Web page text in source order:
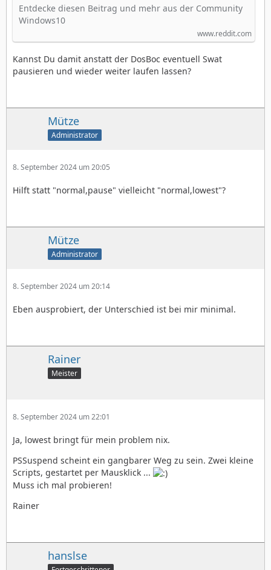
Entdecke diesen Beitrag und mehr aus der Community
Windows10
www.reddit.com
Kannst Du damit anstatt der DosBoc eventuell Swat
pausieren und wieder weiter laufen lassen?
Mütze
Administrator
8. September 2024 um 20:05
Hilft statt "normal,pause" vielleicht "normal,lowest"?
Mütze
Administrator
8. September 2024 um 20:14
Eben ausprobiert, der Unterschied ist bei mir minimal.
Rainer
Meister
8. September 2024 um 22:01
Ja, lowest bringt für mein problem nix.
PSSuspend scheint ein gangbarer Weg zu sein. Zwei kleine
Scripts, gestartet per Mausklick ...
Muss ich mal probieren!
Rainer
hanslse